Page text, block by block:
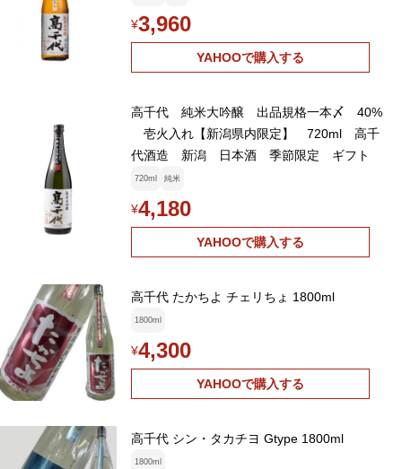
¥3,960
YAHOOで購入する
高千代 純米大吟醸 出品規格一本〆 40%
壱火入れ【新潟県内限定】 720ml 高千
代酒造 新潟 日本酒 季節限定 ギフト
720ml 純米
¥4,180
YAHOOで購入する
高千代 たかちよ チェリちょ 1800ml
1800ml
¥4,300
YAHOOで購入する
高千代 シン・タカチヨ Gtype 1800ml
1800ml